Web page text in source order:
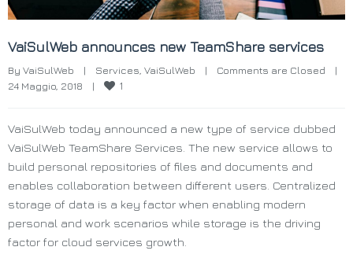
VaiSulWeb announces new TeamShare services
By VaiSulWeb | Services VaiSulWeb | Comments are Closed
|
24 Maggio, 2018 | 1
VaiSulWeb today announced a new type of service dubbed
VaiSulWeb TeamShare Services. The new service allows to
build personal repositories of files and documents and
enables collaboration between different users. Centralized
storage of data is a key factor when enabling modern
personal and work scenarios while storage is the driving
factor for cloud services growth.